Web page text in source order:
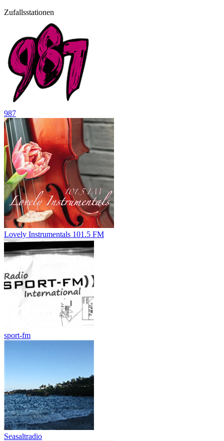
Zufallsstationen
987
Lovely Instrumentals 101.5 FM
sport-fm
Seasaltradio